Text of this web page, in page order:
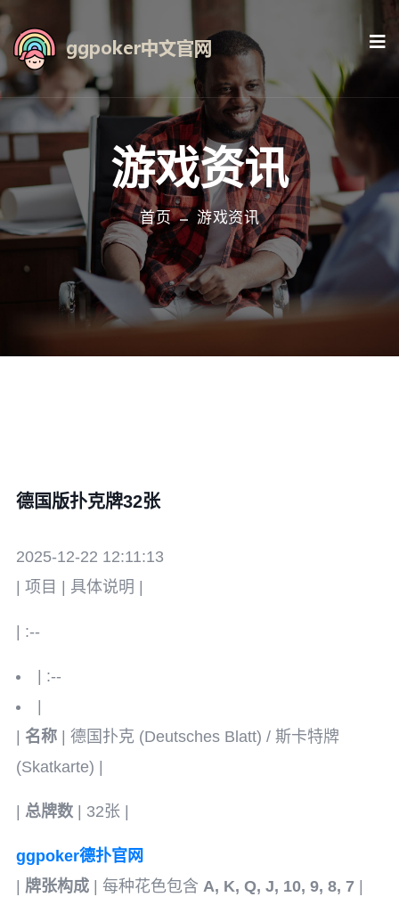
游戏资讯
首页 游戏资讯
德国版扑克牌32张
2025-12-22 12:11:13
| 项目 | 具体说明 |
| :--
| :--
名称 | 德国扑克 (Deutsches Blatt) / 斯卡特牌
(Skatkarte) |
总牌数 | 32张 |
ggpoker德扑官网
牌张构成 | 每种花色包含 A, K, Q, J, 10, 9, 8, 7